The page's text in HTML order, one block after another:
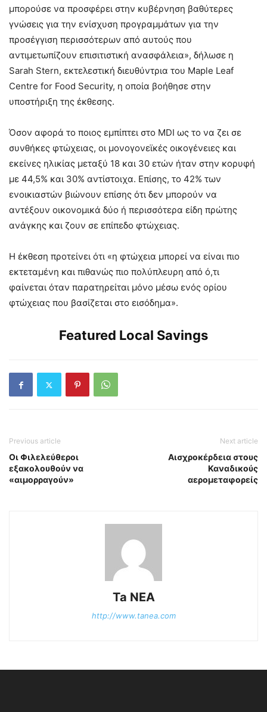
μπορούσε να προσφέρει στην κυβέρνηση βαθύτερες
γνώσεις για την ενίσχυση προγραμμάτων για την
προσέγγιση περισσότερων από αυτούς που
αντιμετωπίζουν επισιτιστική ανασφάλεια», δήλωσε η
Sarah Stern, εκτελεστική διευθύντρια του Maple Leaf
Centre for Food Security, η οποία βοήθησε στην
υποστήριξη της έκθεσης.
Όσον αφορά το ποιος εμπίπτει στο MDI ως το να ζει σε
συνθήκες φτώχειας, οι μονογονεϊκές οικογένειες και
εκείνες ηλικίας μεταξύ 18 και 30 ετών ήταν στην κορυφή
με 44,5% και 30% αντίστοιχα. Επίσης, το 42% των
ενοικιαστών βιώνουν επίσης ότι δεν μπορούν να
αντέξουν οικονομικά δύο ή περισσότερα είδη πρώτης
ανάγκης και ζουν σε επίπεδο φτώχειας.
Η έκθεση προτείνει ότι «η φτώχεια μπορεί να είναι πιο
εκτεταμένη και πιθανώς πιο πολύπλευρη από ό,τι
φαίνεται όταν παρατηρείται μόνο μέσω ενός ορίου
φτώχειας που βασίζεται στο εισόδημα».
Featured Local Savings
Previous article
Οι Φιλελεύθεροι
εξακολουθούν να
«αιμορραγούν»
Next article
Αισχροκέρδεια στους
Καναδικούς
αερομεταφορείς
Ta NEA
http://www.tanea.com